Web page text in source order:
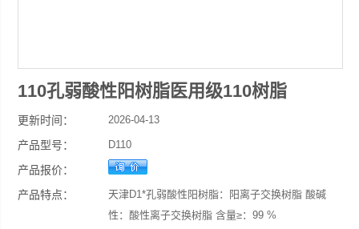
110孔弱酸性阳树脂医用级110树脂
更新时间： 2026-04-13
产品型号： D110
产品报价：
产品特点：
天津D1*孔弱酸性阳树脂：阳离子交换树脂 酸碱
性：酸性离子交换树脂 含量≥：99 %